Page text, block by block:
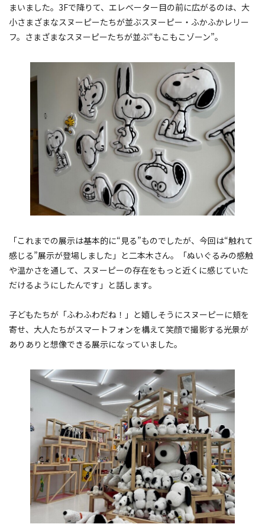
まいました。3Fで降りて、エレベーター目の前に広がるのは、大
小さまざまなスヌーピーたちが並ぶスヌーピー・ふかふかレリー
フ。さまざまなスヌーピーたちが並ぶ“もこもこゾーン”。
「これまでの展示は基本的に“見る”ものでしたが、今回は“触れて
感じる”展示が登場しました」と二本木さん。「ぬいぐるみの感触
や温かさを通して、スヌーピーの存在をもっと近くに感じていた
だけるようにしたんです」と話します。
子どもたちが「ふわふわだね！」と嬉しそうにスヌーピーに頬を
寄せ、大人たちがスマートフォンを構えて笑顔で撮影する光景が
ありありと想像できる展示になっていました。